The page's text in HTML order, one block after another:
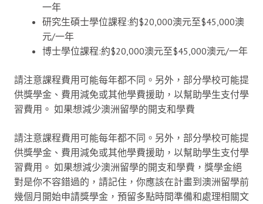
一年
研究生碩士學位課程:約$20,000澳元至$45,000澳
元/一年
博士學位課程:約$20,000澳元至$45,000澳元/一年
請注意課程費用可能每年都不同。另外，部分學校可能提
供獎學金、費用減免或其他學費援助，以幫助學生支付學
習費用。 如果想減少澳洲留學的開支和學費
請注意課程費用可能每年都不同。另外，部分學校可能提
供獎學金、費用減免或其他學費援助，以幫助學生支付學
習費用。 如果想減少澳洲留學的開支和學費，獎學金絕
對是你不容錯過的，請記住，你應該在計畫到澳洲留學前
幾個月開始申請獎學金，預留多點時間準備和處理相關文